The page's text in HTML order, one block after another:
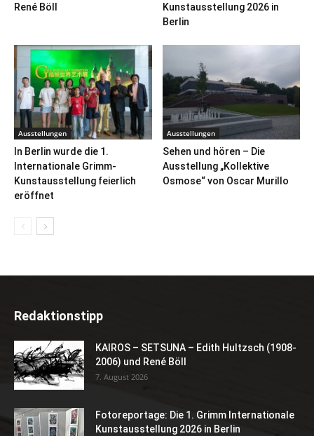
René Böll
Kunstausstellung 2026 in
Berlin
Ausstellungen
In Berlin wurde die 1.
Internationale Grimm-
Kunstausstellung feierlich
eröffnet
Ausstellungen
Sehen und hören – Die
Ausstellung „Kollektive
Osmose“ von Oscar Murillo
Redaktionstipp
KAIROS – SETSUNA – Edith Hultzsch (1908-
2006) und René Böll
7. August 2026
Fotoreportage: Die 1. Grimm Internationale
Kunstausstellung 2026 in Berlin